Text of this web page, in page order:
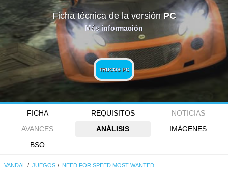
Ficha técnica de la versiónPC
Más información
TRUCOS PC
FICHA REQUISITOS
NOTICIAS
AVANCES
ANÁLISIS
IMÁGENES
BSO
VANDAL JUEGOS NEED FOR SPEED MOST WANTED